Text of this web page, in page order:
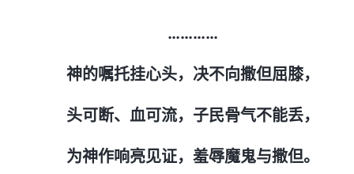
…………
神的嘱托挂心头，决不向撒但屈膝，
头可断、血可流，子民骨气不能丢，
为神作响亮见证，羞辱魔鬼与撒但。